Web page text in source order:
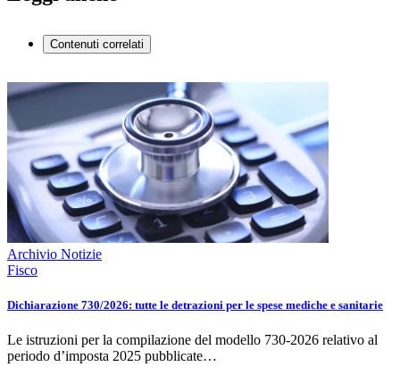
Contenuti correlati
Archivio Notizie
Fisco
Dichiarazione 730/2026: tutte le detrazioni per le spese mediche e sanitarie
Le istruzioni per la compilazione del modello 730-2026 relativo al
periodo d’imposta 2025 pubblicate…